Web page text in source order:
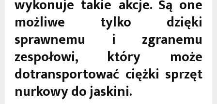
wykonuje takie akcje. Są one
możliwe tylko dzięki
sprawnemu i zgranemu
zespołowi, który może
dotransportować ciężki sprzęt
nurkowy do jaskini.